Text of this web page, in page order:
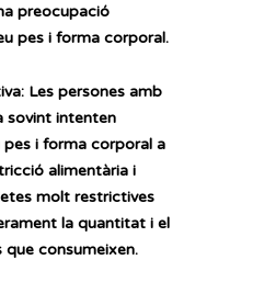
preocupació
pes i forma corporal.
Les persones amb
sovint intenten
i forma corporal a
alimentària i
molt restrictives
la quantitat i el
que consumeixen.